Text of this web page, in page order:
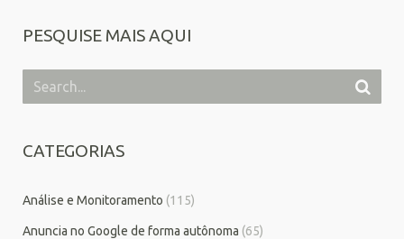
PESQUISE MAIS AQUI
CATEGORIAS
Análise e Monitoramento (115)
Anuncia no Google de forma autônoma (65)